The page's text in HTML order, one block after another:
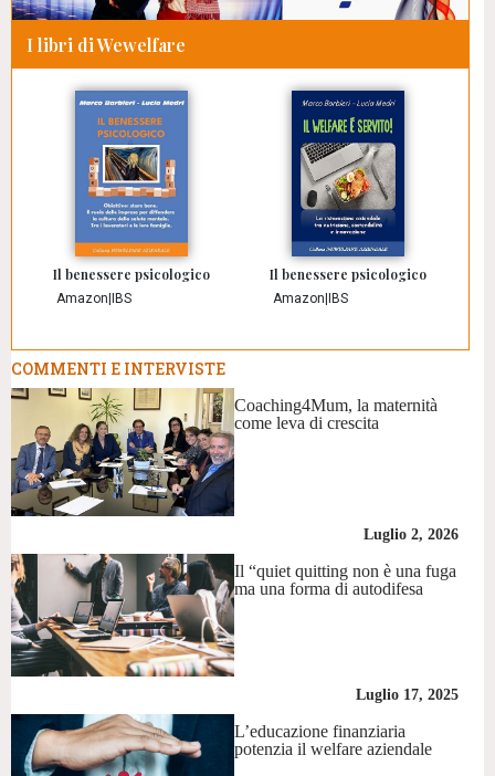
I libri di Wewelfare
Il benessere psicologico
Amazon IBS
Il benessere psicologico
Amazon IBS
COMMENTI E INTERVISTE
Coaching4Mum, la maternità
come leva di crescita
Luglio 2, 2026
Il “quiet quitting non è una fuga
ma una forma di autodifesa
Luglio 17, 2025
L’educazione finanziaria
potenzia il welfare aziendale